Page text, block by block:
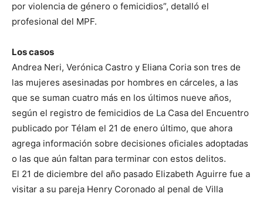
por violencia de género o femicidios”, detalló el
profesional del MPF.
Los casos
Andrea Neri, Verónica Castro y Eliana Coria son tres de
las mujeres asesinadas por hombres en cárceles, a las
que se suman cuatro más en los últimos nueve años,
según el registro de femicidios de La Casa del Encuentro
publicado por Télam el 21 de enero último, que ahora
agrega información sobre decisiones oficiales adoptadas
o las que aún faltan para terminar con estos delitos.
El 21 de diciembre del año pasado Elizabeth Aguirre fue a
visitar a su pareja Henry Coronado al penal de Villa